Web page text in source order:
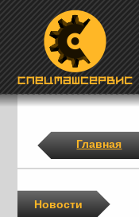
Главная
Новости